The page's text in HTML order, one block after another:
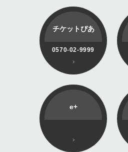
チケットぴあ
0570-02-9999
e+